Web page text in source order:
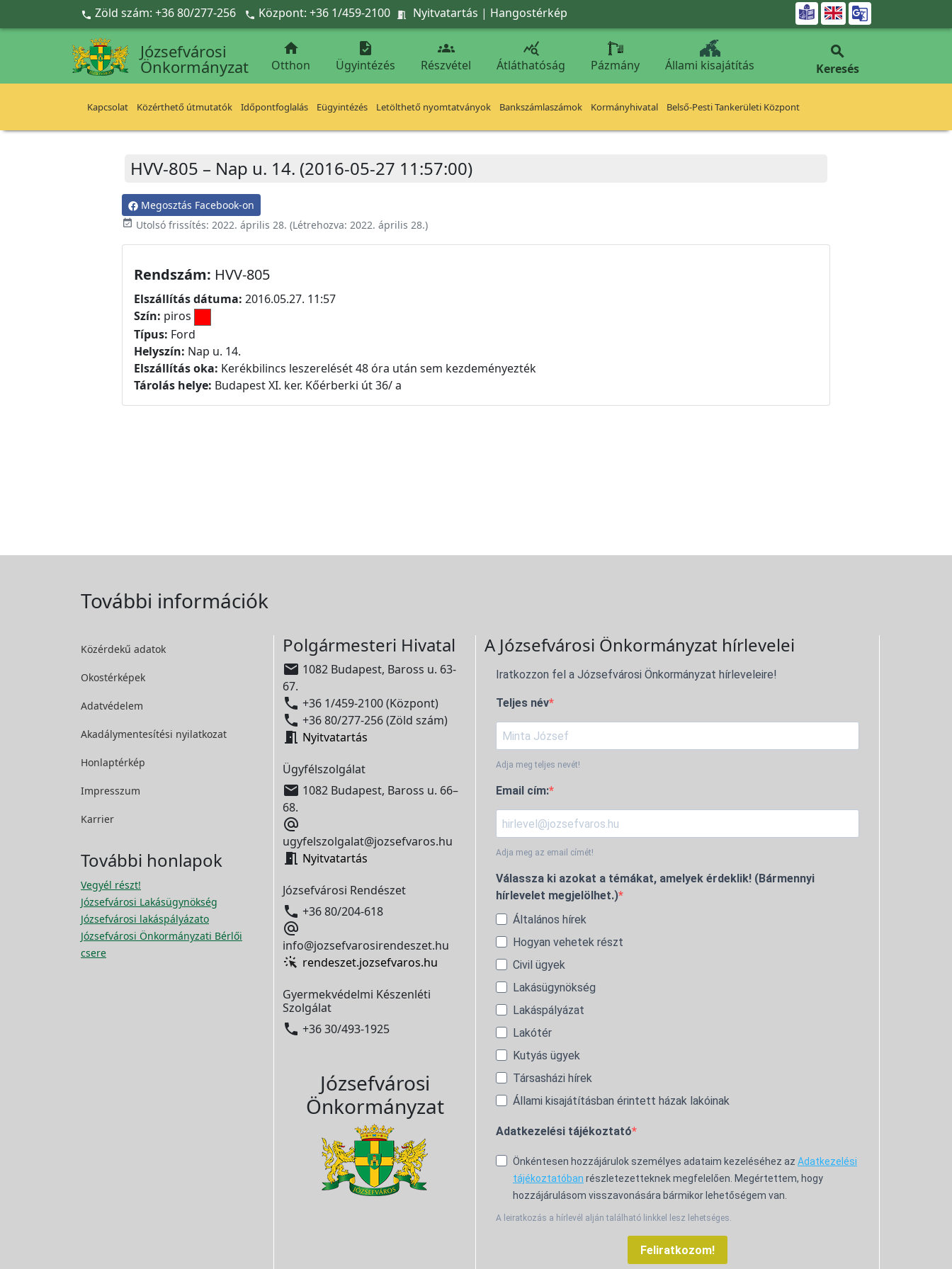
Ugrás a fő tartalomra
 Zöld szám: +36 80/277-256  Központ: +36 1/459-2100  Nyitvatartás | Hangostérkép 
Józsefvárosi
Önkormányzat

Otthon

Ügyintézés

Részvétel

Átláthatóság Pázmány Állami kisajátítás

Keresés
Kapcsolat Közérthető útmutatók Időpontfoglalás Eügyintézés Letölthető nyomtatványok Bankszámlaszámok Kormányhivatal Belső-Pesti Tankerületi Központ
HVV-805 – Nap u. 14. (2016-05-27 11:57:00)
Megosztás Facebook-on
event_available Utolsó frissítés: 2022. április 28. (Létrehozva: 2022. április 28.)
Rendszám: HVV-805
Elszállítás dátuma: 2016.05.27. 11:57
Szín: piros
Típus: Ford
Helyszín: Nap u. 14.
Elszállítás oka: Kerékbilincs leszerelését 48 óra után sem kezdeményezték
Tárolás helye: Budapest XI. ker. Kőérberki út 36/ a
További információk
Közérdekű adatok
Okostérképek
Adatvédelem
Akadálymentesítési nyilatkozat
Honlaptérkép
Impresszum
Karrier
További honlapok
Vegyél részt!
Józsefvárosi Lakásügynökség
Józsefvárosi lakáspályázato
Józsefvárosi Önkormányzati Bérlői
csere
Polgármesteri Hivatal
 1082 Budapest, Baross u. 63-
67.
 +36 1/459-2100 (Központ)
 +36 80/277-256 (Zöld szám)
 Nyitvatartás
Ügyfélszolgálat
 1082 Budapest, Baross u. 66–
68.

ugyfelszolgalat@jozsefvaros.hu
 Nyitvatartás
Józsefvárosi Rendészet
 +36 80/204-618

info@jozsefvarosirendeszet.hu
rendeszet.jozsefvaros.hu
Gyermekvédelmi Készenléti
Szolgálat
 +36 30/493-1925
Józsefvárosi
Önkormányzat
A Józsefvárosi Önkormányzat hírlevelei
Iratkozzon fel a Józsefvárosi Önkormányzat hírleveleire!
Teljes név
Adja meg teljes nevét!
Email cím:
Adja meg az email címét!
Válassza ki azokat a témákat, amelyek érdeklik! (Bármennyi
hírlevelet megjelölhet.)
Általános hírek
Hogyan vehetek részt
Civil ügyek
Lakásügynökség
Lakáspályázat
Lakótér
Kutyás ügyek
Társasházi hírek
Állami kisajátításban érintett házak lakóinak
Adatkezelési tájékoztató
Önkéntesen hozzájárulok személyes adataim kezeléséhez az Adatkezelési
tájékoztatóban részletezetteknek megfelelően. Megértettem, hogy
hozzájárulásom visszavonására bármikor lehetőségem van.
A leiratkozás a hírlevél alján található linkkel lesz lehetséges.
Feliratkozom!